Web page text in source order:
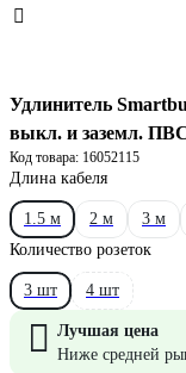
Удлинитель
выкл. и заземл.
Код товара: 16052115
Длина кабеля
1.5 м 2 м 3 м
Количество розеток
3 шт 4 шт
Лучшая цена
Ниже средней